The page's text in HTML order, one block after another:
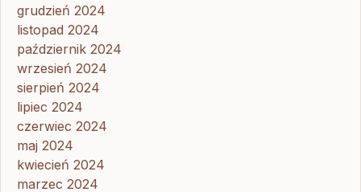
grudzień 2024
listopad 2024
październik 2024
wrzesień 2024
sierpień 2024
lipiec 2024
czerwiec 2024
maj 2024
kwiecień 2024
marzec 2024